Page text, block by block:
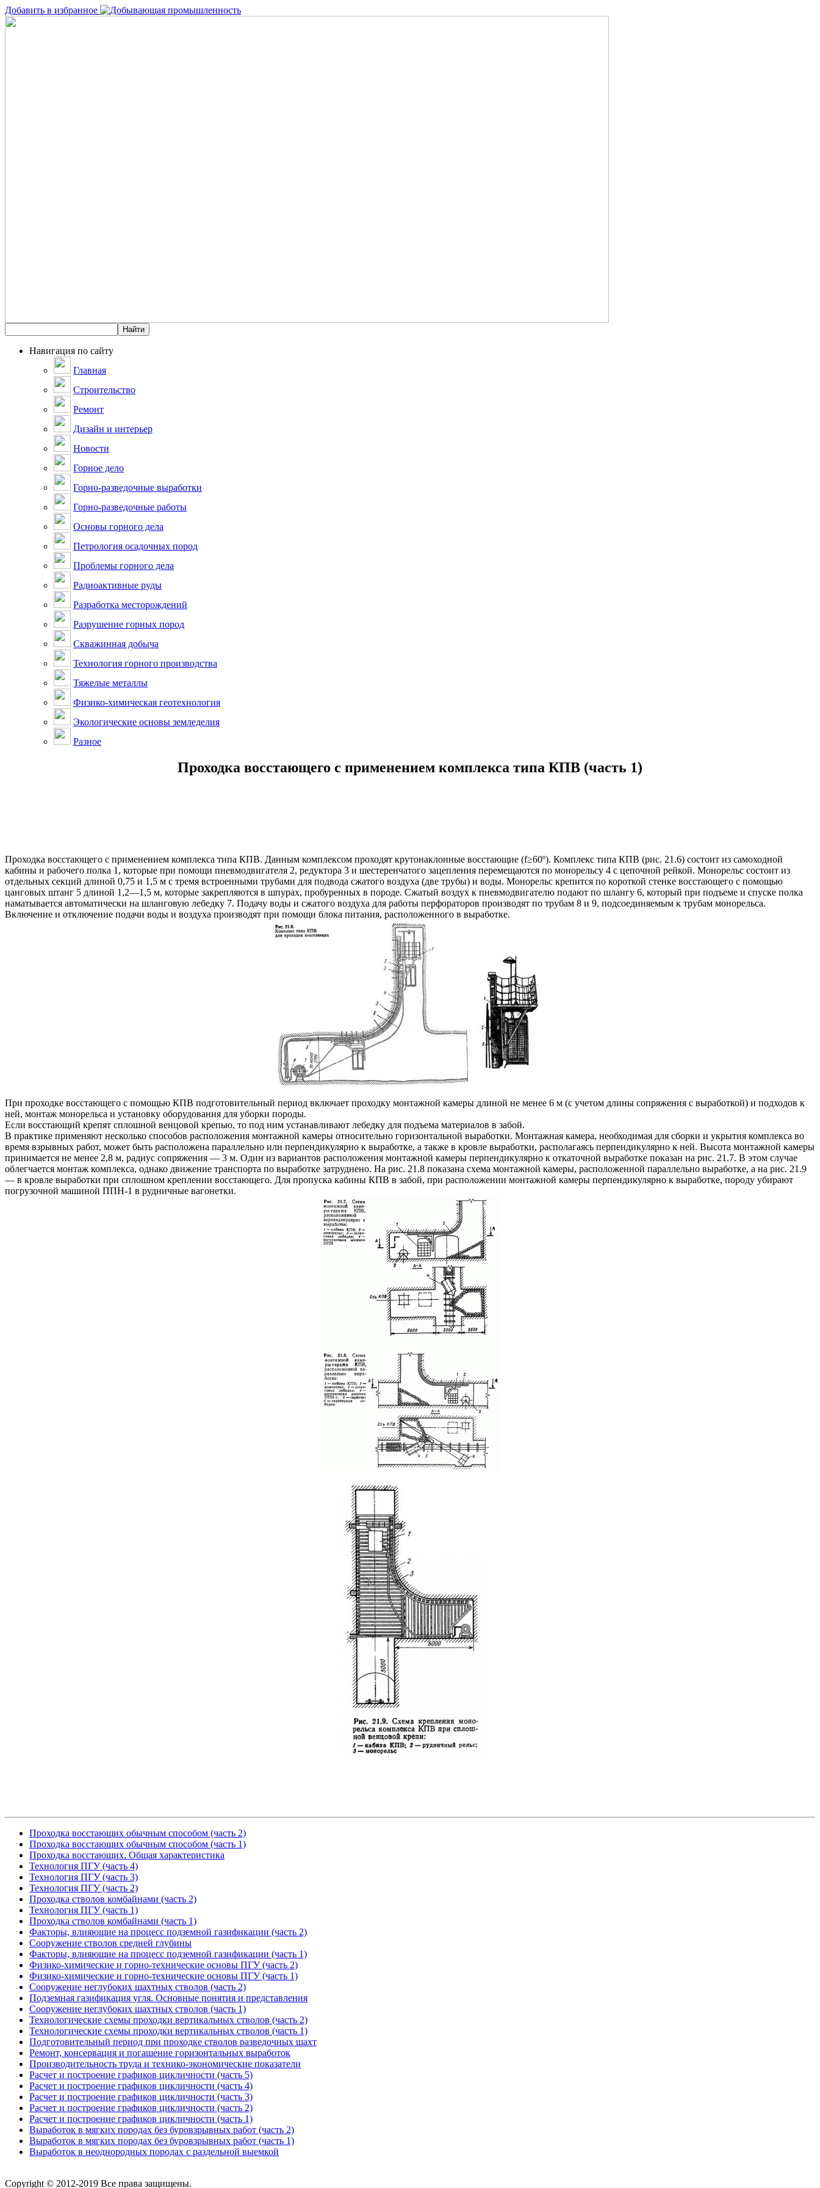
Добавить в избранное
Навигация по сайту
Главная
Строительство
Ремонт
Дизайн и интерьер
Новости
Горное дело
Горно-разведочные выработки
Горно-разведочные работы
Основы горного дела
Петрология осадочных пород
Проблемы горного дела
Радиоактивные руды
Разработка месторождений
Разрушение горных пород
Скважинная добыча
Технология горного производства
Тяжелые металлы
Физико-химическая геотехнология
Экологические основы земледелия
Разное
Проходка восстающего с применением комплекса типа КПВ (часть 1)
Проходка восстающего с применением комплекса типа КПВ. Данным комплексом проходят крутонаклонные восстающие (f≥60º). Комплекс типа КПВ (рис. 21.6) состоит из самоходной
кабины и рабочего полка 1, которые при помощи пневмодвигателя 2, редуктора 3 и шестеренчатого зацепления перемещаются по монорельсу 4 с цепочной рейкой. Монорельс состоит из
отдельных секций длиной 0,75 и 1,5 м с тремя встроенными трубами для подвода сжатого воздуха (две трубы) и воды. Монорельс крепится по короткой стенке восстающего с помощью
цанговых штанг 5 длиной 1,2—1,5 м, которые закрепляются в шпурах, пробуренных в породе. Сжатый воздух к пневмодвигателю подают по шлангу 6, который при подъеме и спуске полка
наматывается автоматически на шланговую лебедку 7. Подачу воды и сжатого воздуха для работы перфораторов производят по трубам 8 и 9, подсоединяемым к трубам монорельса.
Включение и отключение подачи воды и воздуха производят при помощи блока питания, расположенного в выработке.
При проходке восстающего с помощью КПВ подготовительный период включает проходку монтажной камеры длиной не менее 6 м (с учетом длины сопряжения с выработкой) и подходов к
ней, монтаж монорельса и установку оборудования для уборки породы.
Если восстающий крепят сплошной венцовой крепью, то под ним устанавливают лебедку для подъема материалов в забой.
В практике применяют несколько способов расположения монтажной камеры относительно горизонтальной выработки. Монтажная камера, необходимая для сборки и укрытия комплекса во
время взрывных работ, может быть расположена параллельно или перпендикулярно к выработке, а также в кровле выработки, располагаясь перпендикулярно к ней. Высота монтажной камеры
принимается не менее 2,8 м, радиус сопряжения — 3 м. Один из вариантов расположения монтажной камеры перпендикулярно к откаточной выработке показан на рис. 21.7. В этом случае
облегчается монтаж комплекса, однако движение транспорта по выработке затруднено. На рис. 21.8 показана схема монтажной камеры, расположенной параллельно выработке, а на рис. 21.9
— в кровле выработки при сплошном креплении восстающего. Для пропуска кабины КПВ в забой, при расположении монтажной камеры перпендикулярно к выработке, породу убирают
погрузочной машиной ППН-1 в рудничные вагонетки.
Проходка восстающих обычным способом (часть 2)
Проходка восстающих обычным способом (часть 1)
Проходка восстающих. Общая характеристика
Технология ПГУ (часть 4)
Технология ПГУ (часть 3)
Технология ПГУ (часть 2)
Проходка стволов комбайнами (часть 2)
Технология ПГУ (часть 1)
Проходка стволов комбайнами (часть 1)
Факторы, влияющие на процесс подземной газификации (часть 2)
Сооружение стволов средней глубины
Факторы, влияющие на процесс подземной газификации (часть 1)
Физико-химические и горно-технические основы ПГУ (часть 2)
Физико-химические и горно-технические основы ПГУ (часть 1)
Сооружение неглубоких шахтных стволов (часть 2)
Подземная газификация угля. Основные понятия и представления
Сооружение неглубоких шахтных стволов (часть 1)
Технологические схемы проходки вертикальных стволов (часть 2)
Технологические схемы проходки вертикальных стволов (часть 1)
Подготовительный период при проходке стволов разведочных шахт
Ремонт, консервация и погашение горизонтальных выработок
Производительность труда и технико-экономические показатели
Расчет и построение графиков цикличности (часть 5)
Расчет и построение графиков цикличности (часть 4)
Расчет и построение графиков цикличности (часть 3)
Расчет и построение графиков цикличности (часть 2)
Расчет и построение графиков цикличности (часть 1)
Выработок в мягких породах без буровзрывных работ (часть 2)
Выработок в мягких породах без буровзрывных работ (часть 1)
Выработок в неоднородных породах с раздельной выемкой
Copyright © 2012-2019 Все права защищены.